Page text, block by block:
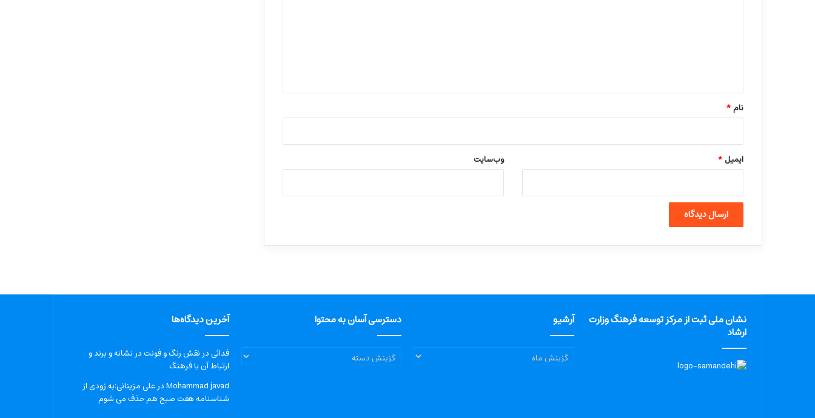
نام*
ایمیل* وب‌سایت
نشان ملی ثبت از مرکز توسعه فرهنگ وزارت
ارشاد
آرشیو
آرشیو
دسترسی آسان به محتوا
دسترسی
آسان
آخرین دیدگاه‌ها
فدائیدرنقش رنگ و فونت در نشانه و برند و
ارتباط آن با فرهنگ
Mohammad javadدرعلی مزینانی:به زودی از
شناسنامه هفت صبح هم حذف می شوم